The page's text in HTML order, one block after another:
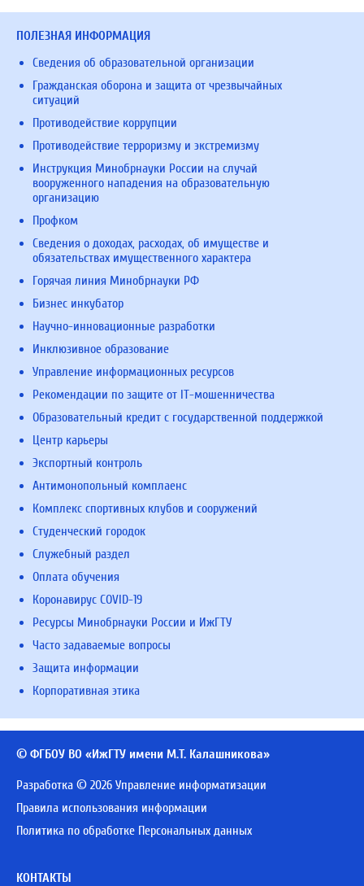
ПОЛЕЗНАЯ ИНФОРМАЦИЯ
Сведения об образовательной организации
Гражданская оборона и защита от чрезвычайных
ситуаций
Противодействие коррупции
Противодействие терроризму и экстремизму
Инструкция Минобрнауки России на случай
вооруженного нападения на образовательную
организацию
Профком
Сведения о доходах, расходах, об имуществе и
обязательствах имущественного характера
Горячая линия Минобрнауки РФ
Бизнес инкубатор
Научно-инновационные разработки
Инклюзивное образование
Управление информационных ресурсов
Рекомендации по защите от IT-мошенничества
Образовательный кредит с государственной поддержкой
Центр карьеры
Экспортный контроль
Антимонопольный комплаенс
Комплекс спортивных клубов и сооружений
Студенческий городок
Служебный раздел
Оплата обучения
Коронавирус COVID-19
Ресурсы Минобрнауки России и ИжГТУ
Часто задаваемые вопросы
Защита информации
Корпоративная этика
© ФГБОУ ВО «ИжГТУ имени М.Т. Калашникова»
Разработка © 2026 Управление информатизации
Правила использования информации
Политика по обработке Персональных данных
КОНТАКТЫ